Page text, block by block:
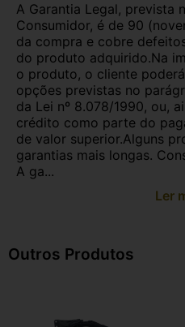
A Garantia Legal, prevista
Consumidor, é de 90
da compra e cobre
do produto adquirido.Na
o produto, o cliente
opções previstas no
da Lei nº 8.078/1990, ou,
crédito como parte do
de valor superior.Alguns
garantias mais longas.
A ga...
Ler
Outros Produtos